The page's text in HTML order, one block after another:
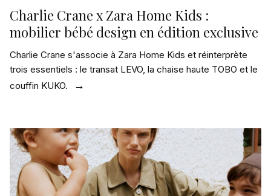
Charlie Crane x Zara Home Kids :
mobilier bébé design en édition exclusive
Charlie Crane s'associe à Zara Home Kids et réinterprète
trois essentiels : le transat LEVO, la chaise haute TOBO et le
couffin KUKO.